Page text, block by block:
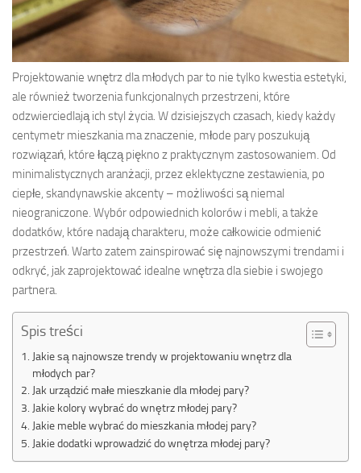
Projektowanie wnętrz dla młodych par to nie tylko kwestia estetyki,
ale również tworzenia funkcjonalnych przestrzeni, które
odzwierciedlają ich styl życia. W dzisiejszych czasach, kiedy każdy
centymetr mieszkania ma znaczenie, młode pary poszukują
rozwiązań, które łączą piękno z praktycznym zastosowaniem. Od
minimalistycznych aranżacji, przez eklektyczne zestawienia, po
ciepłe, skandynawskie akcenty – możliwości są niemal
nieograniczone. Wybór odpowiednich kolorów i mebli, a także
dodatków, które nadają charakteru, może całkowicie odmienić
przestrzeń. Warto zatem zainspirować się najnowszymi trendami i
odkryć, jak zaprojektować idealne wnętrza dla siebie i swojego
partnera.
Spis treści
Jakie są najnowsze trendy w projektowaniu wnętrz dla
młodych par?
Jak urządzić małe mieszkanie dla młodej pary?
Jakie kolory wybrać do wnętrz młodej pary?
Jakie meble wybrać do mieszkania młodej pary?
Jakie dodatki wprowadzić do wnętrza młodej pary?